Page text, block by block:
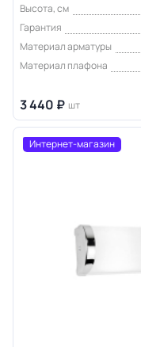
Высота, см
Гарантия
Материал арматуры
Материал плафона
3 440 ₽ шт
Интернет-магазин